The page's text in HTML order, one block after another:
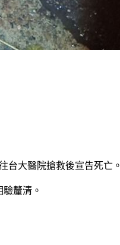
台大醫院搶救後宣告死亡。
釐清。